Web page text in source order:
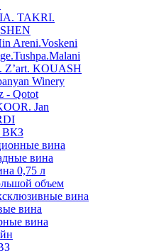
TAKRI.
Areni.Voskeni
Z’art. KOUASH
Winery
- Qotot
Jan
ВКЗ
вина
вина
0,75 л
объем
вина
вина
вина